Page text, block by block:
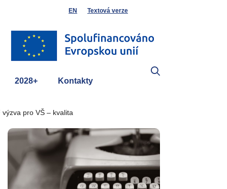
EN Textová verze
2028+ Kontakty
pro VŠ – kvalita